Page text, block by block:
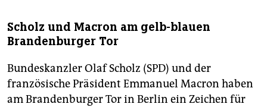
Scholz und Macron am gelb-blauen
Brandenburger Tor
Bundeskanzler Olaf Scholz (SPD) und der
französische Präsident Emmanuel Macron haben
am Brandenburger Tor in Berlin ein Zeichen für